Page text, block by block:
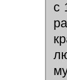
с